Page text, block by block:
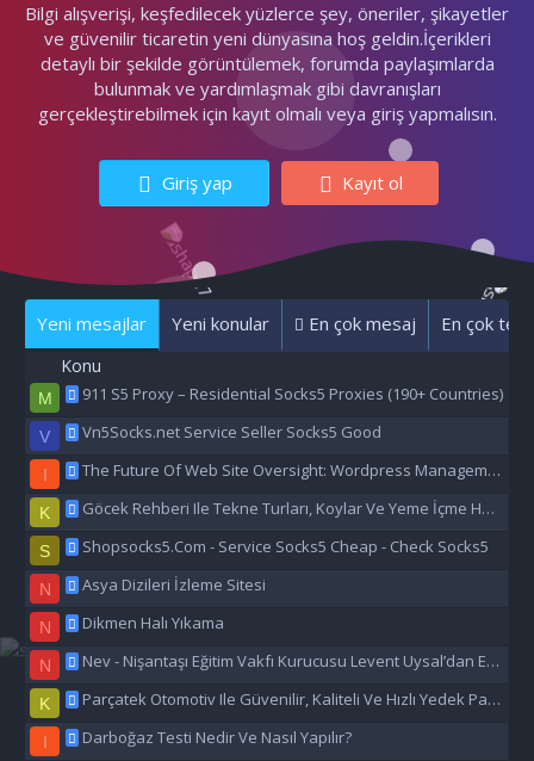
Bilgi alışverişi, keşfedilecek yüzlerce şey, öneriler, şikayetler
ve güvenilir ticaretin yeni dünyasına hoş geldin.İçerikleri
detaylı bir şekilde görüntülemek, forumda paylaşımlarda
bulunmak ve yardımlaşmak gibi davranışları
gerçekleştirebilmek için kayıt olmalı veya giriş yapmalısın.
Giriş yap Kayıt ol
Yeni mesajlar Yeni konular En çok mesaj En çok
Konu
M 911 S5 Proxy – Residential Socks5 Proxies (190+ Countries)
V Vn5Socks.net Service Seller Socks5 Good
I The Future Of Web Site Oversight: Wordpress Management Aı
K Göcek Rehberi Ile Tekne Turları, Koylar Ve Yeme İçme Hakkında Eşsiz Bilgiler
S Shopsocks5.Com - Service Socks5 Cheap - Check Socks5
N Asya Dizileri İzleme Sitesi
N Dikmen Halı Yıkama
N Nev - Nişantaşı Eğitim Vakfı Kurucusu Levent Uysal’dan Eğitime Büyük Destek
K Parçatek Otomotiv Ile Güvenilir, Kaliteli Ve Hızlı Yedek Parça Çözümleri
I Darboğaz Testi Nedir Ve Nasıl Yapılır?